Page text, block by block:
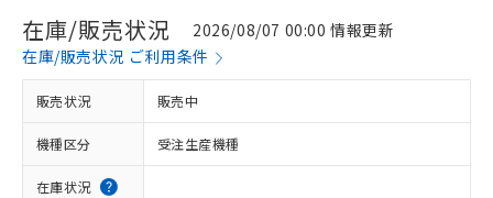
在庫/販売状況
2026/08/07 00:00 情報更新
在庫/販売状況 ご利用条件
販売状況 販売中
機種区分 受注生産機種
在庫状況